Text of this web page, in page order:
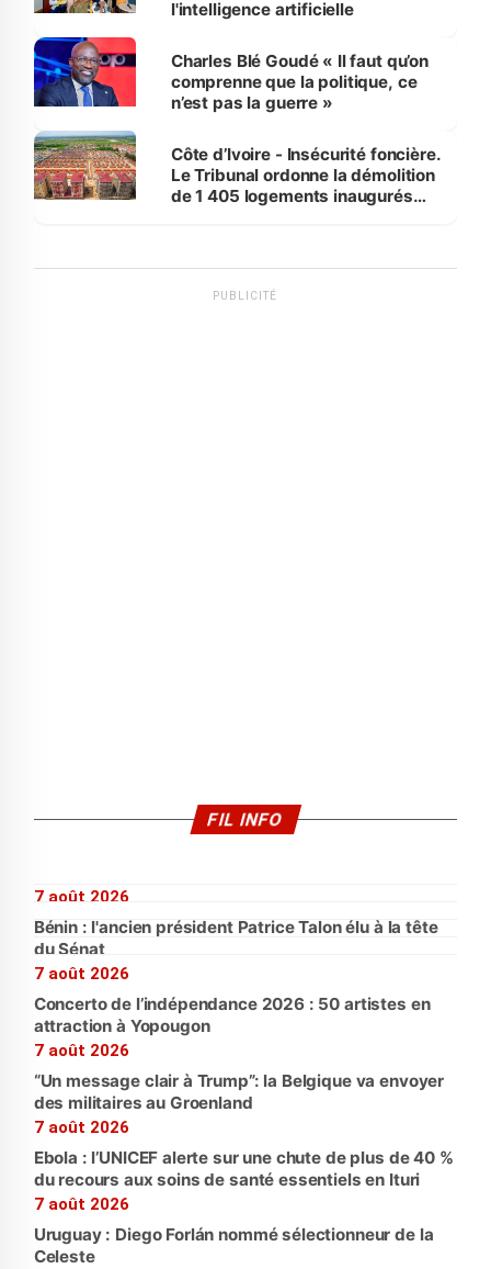
l'intelligence artificielle
Charles Blé Goudé « Il faut qu’on
comprenne que la politique, ce
n’est pas la guerre »
Côte d’Ivoire - Insécurité foncière.
Le Tribunal ordonne la démolition
de 1 405 logements inaugurés
PUBLICITÉ
FIL INFO
7 août 2026
Bénin : l'ancien président Patrice Talon élu à la tête
du Sénat
7 août 2026
Concerto de l’indépendance 2026 : 50 artistes en
attraction à Yopougon
7 août 2026
“Un message clair à Trump”: la Belgique va envoyer
des militaires au Groenland
7 août 2026
Ebola : l’UNICEF alerte sur une chute de plus de 40 %
du recours aux soins de santé essentiels en Ituri
7 août 2026
Uruguay : Diego Forlán nommé sélectionneur de la
Celeste